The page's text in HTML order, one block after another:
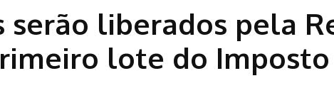
serão liberados pela
lote do Imposto